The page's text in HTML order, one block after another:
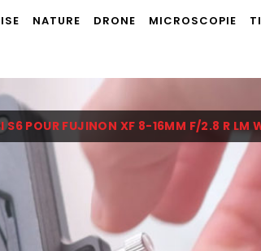
NATURE DRONE MICROSCOPIE
S6 POUR FUJINON XF 8-16MM F/2.8 R LM